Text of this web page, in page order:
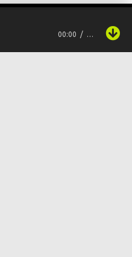
00:00